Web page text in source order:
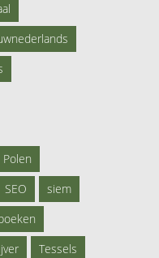
Polen
SEO
siem
Tessels